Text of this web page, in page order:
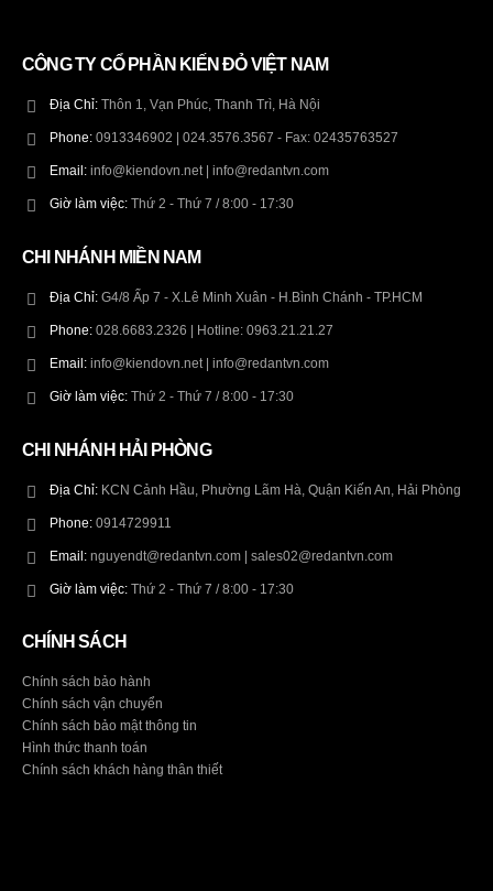
CÔNG TY CỔ PHẦN KIẾN ĐỎ VIỆT NAM
Địa Chỉ: Thôn 1, Vạn Phúc, Thanh Trì, Hà Nội
Phone: 0913346902 | 024.3576.3567 - Fax: 02435763527
Email: info@kiendovn.net | info@redantvn.com
Giờ làm việc: Thứ 2 - Thứ 7 / 8:00 - 17:30
CHI NHÁNH MIỀN NAM
Địa Chỉ: G4/8 Ấp 7 - X.Lê Minh Xuân - H.Bình Chánh - TP.HCM
Phone: 028.6683.2326 | Hotline: 0963.21.21.27
Email: info@kiendovn.net | info@redantvn.com
Giờ làm việc: Thứ 2 - Thứ 7 / 8:00 - 17:30
CHI NHÁNH HẢI PHÒNG
Địa Chỉ: KCN Cảnh Hầu, Phường Lãm Hà, Quận Kiến An, Hải Phòng
Phone: 0914729911
Email: nguyendt@redantvn.com | sales02@redantvn.com
Giờ làm việc: Thứ 2 - Thứ 7 / 8:00 - 17:30
CHÍNH SÁCH
Chính sách bảo hành
Chính sách vận chuyển
Chính sách bảo mật thông tin
Hình thức thanh toán
Chính sách khách hàng thân thiết